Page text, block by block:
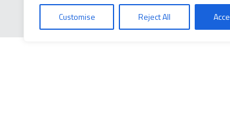
Customise Reject All